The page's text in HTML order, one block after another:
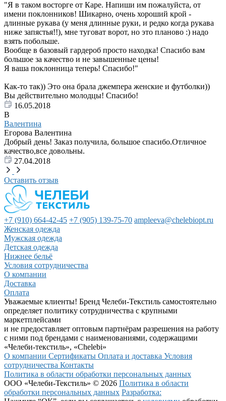
"Я в таком восторге от Каре. Напиши им пожалуйста, от
имени поклонников! Шикарно, очень хороший крой -
длинные рукава (у меня длинные руки, и редко когда рукава
ниже запястья!!), мне туговат ворот, но это планово :) надо
взять побольше.
Вообще в базовый гардероб просто находка! Спасибо вам
большое за качество и не завышенные цены!
Я ваша поклонница теперь! Спасибо!"
Как-то так)) Это она брала джемпера женские и футболки))
Вы действительно молодцы! Спасибо!
16.05.2018
В
Валентина
Егорова Валентина
Добрый день! Заказ получила, большое спасибо.Отличное
качество,все довольны.
27.04.2018
Оставить отзыв
+7 (910) 664-42-45 +7 (905) 139-75-70 ampleeva@chelebiopt.ru
Женская одежда
Мужская одежда
Детская одежда
Нижнее бельё
Условия сотрудничества
О компании
Доставка
Оплата
Уважаемые клиенты! Бренд Челеби-Текстиль самостоятельно
определяет политику сотрудничества с крупными
маркетплейсами
и не предоставляет оптовым партнёрам разрешения на работу
с ними под брендами с наименованиями, содержащими
«Челеби-текстиль», «Chelebi»
О компании Сертификаты Оплата и доставка Условия
сотрудничества Контакты
Политика в области обработки персональных данных
ООО «Челеби-Текстиль» © 2026 Политика в области
обработки персональных данных Разработка: